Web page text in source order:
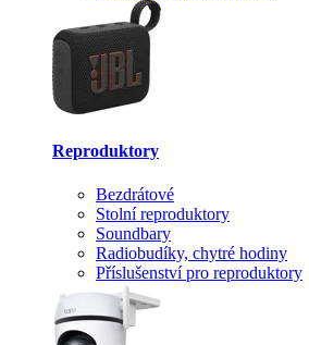
Reproduktory
Bezdrátové
Stolní reproduktory
Soundbary
Radiobudíky, chytré hodiny
Příslušenství pro reproduktory